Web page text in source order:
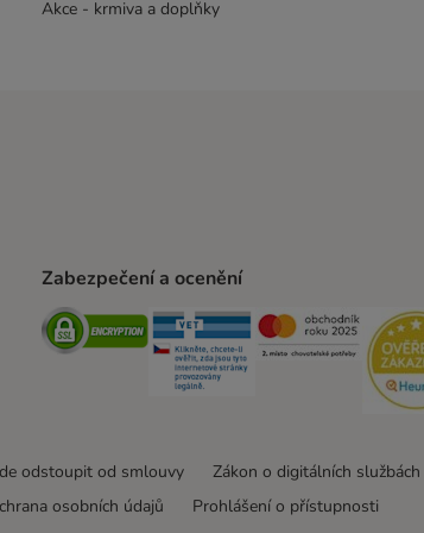
Akce - krmiva a doplňky
Zabezpečení a ocenění
Security Security Security
odstoupit od smlouvy Zákon o digitálních službách
osobních údajů Prohlášení o přístupnosti